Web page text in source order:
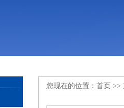
您现在的位置： 首页 >>